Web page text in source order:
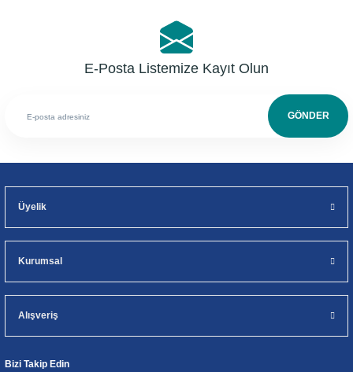
E-Posta Listemize Kayıt Olun
GÖNDER
Üyelik
Kurumsal
Alışveriş
Bizi Takip Edin